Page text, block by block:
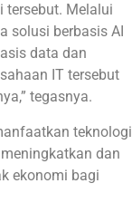
tersebut. Melalui
solusi berbasis AI
data dan
IT tersebut
tegasnya.
teknologi
dan
ekonomi bagi